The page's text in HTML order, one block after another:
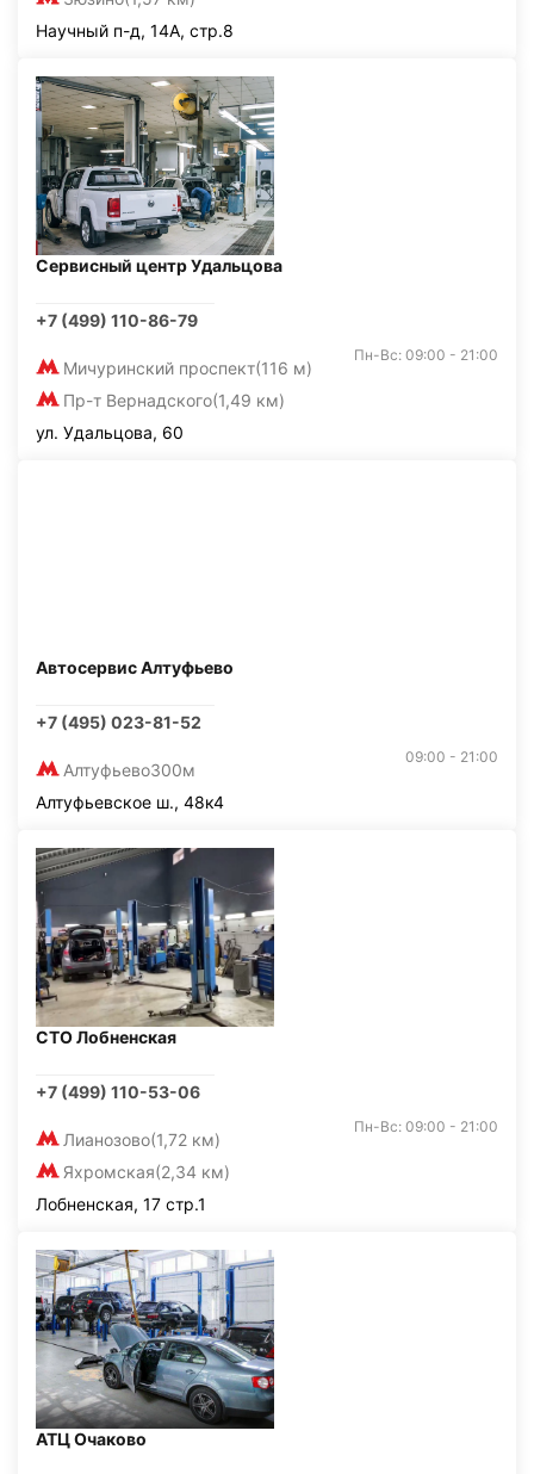
Научный п-д, 14А, стр.8
Сервисный центр Удальцова
+7 (499) 110-86-79
Мичуринский проспект(116 м)
Пр-т Вернадского(1,49 км)
Пн-Вс: 09:00 - 21:00
ул. Удальцова, 60
Автосервис Алтуфьево
+7 (495) 023-81-52
Алтуфьево300м
09:00 - 21:00
Алтуфьевское ш., 48к4
СТО Лобненская
+7 (499) 110-53-06
Лианозово(1,72 км)
Яхромская(2,34 км)
Пн-Вс: 09:00 - 21:00
Лобненская, 17 стр.1
АТЦ Очаково